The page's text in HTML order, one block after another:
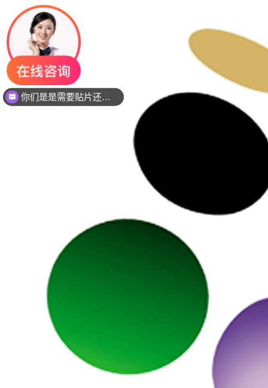
现在想要灯珠规格书资料还是要样品测试呢？么？